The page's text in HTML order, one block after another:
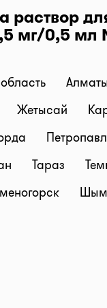
Аптеки
Следите
лекарства в
раствор
мг/0,5
Жетысай
Тараз